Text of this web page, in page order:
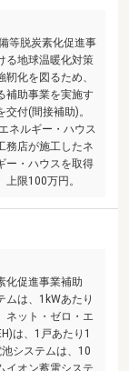
等脱炭素化促進事
る地球温暖化対策
化を図るため、
補助事業を実施す
付(間接補助)。
ネルギー・ハウス
務店が施工したネ
ー・ハウスを取得
限100万円。
化促進事業補助
ムは、1kWあたり
ネット・ゼロ・エ
は、1戸あたり1
システムは、10